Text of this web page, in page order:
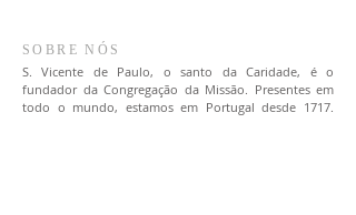
SOBRE NÓS
S. Vicente de Paulo, o santo da Caridade, é o
fundador da Congregação da Missão. Presentes em
todo o mundo, estamos em Portugal desde 1717.